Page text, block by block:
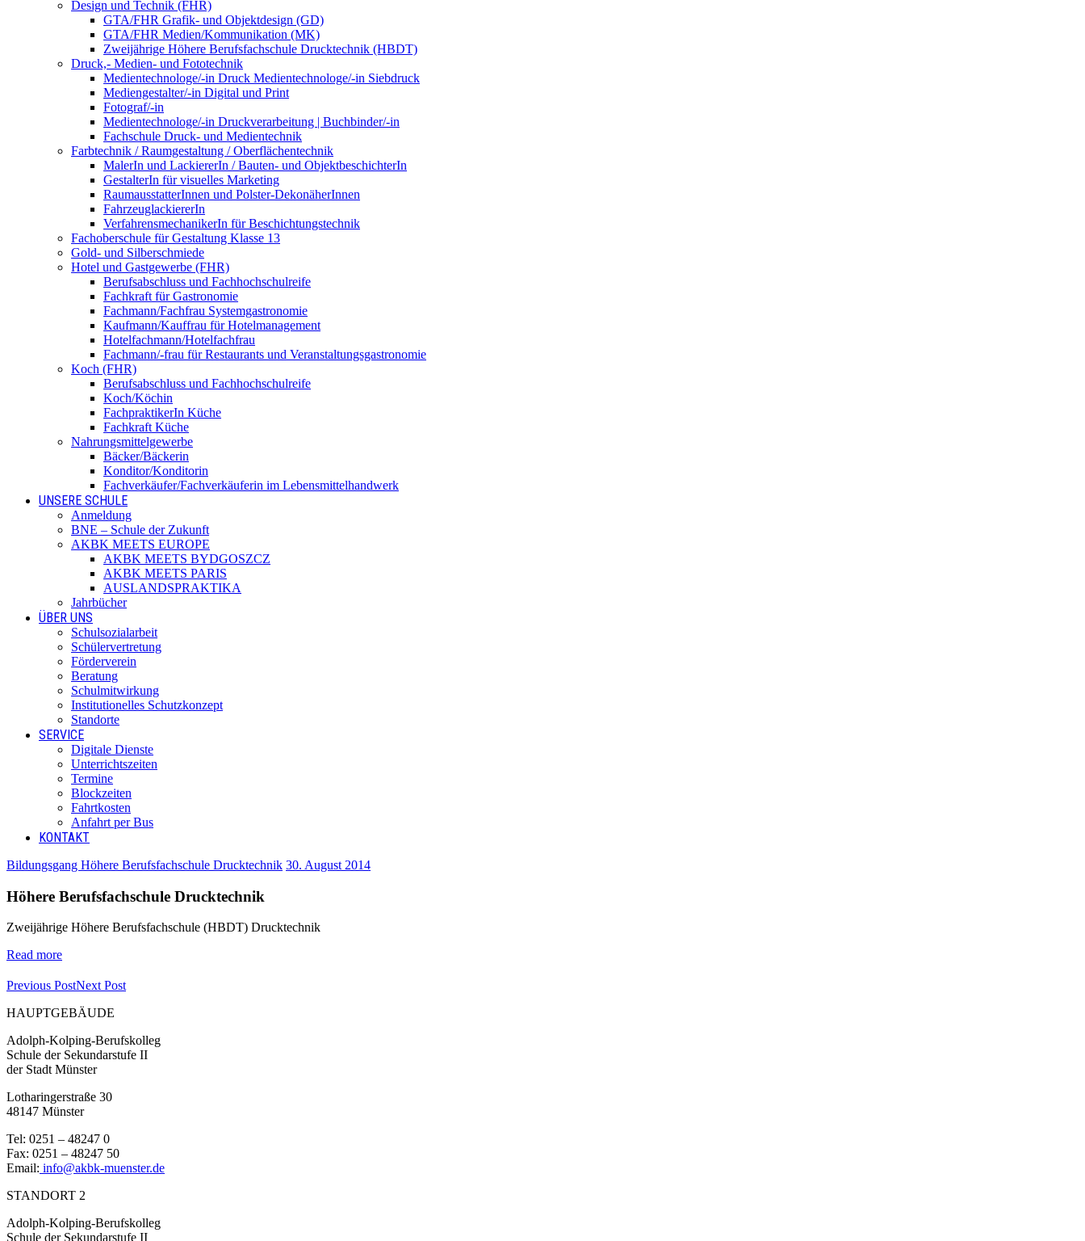
Design und Technik (FHR)
GTA/FHR Grafik- und Objektdesign (GD)
GTA/FHR Medien/Kommunikation (MK)
Zweijährige Höhere Berufsfachschule Drucktechnik (HBDT)
Druck,- Medien- und Fototechnik
Medientechnologe/-in Druck Medientechnologe/-in Siebdruck
Mediengestalter/-in Digital und Print
Fotograf/-in
Medientechnologe/-in Druckverarbeitung | Buchbinder/-in
Fachschule Druck- und Medientechnik
Farbtechnik / Raumgestaltung / Oberflächentechnik
MalerIn und LackiererIn / Bauten- und ObjektbeschichterIn
GestalterIn für visuelles Marketing
RaumausstatterInnen und Polster-DekonäherInnen
FahrzeuglackiererIn
VerfahrensmechanikerIn für Beschichtungstechnik
Fachoberschule für Gestaltung Klasse 13
Gold- und Silberschmiede
Hotel und Gastgewerbe (FHR)
Berufsabschluss und Fachhochschulreife
Fachkraft für Gastronomie
Fachmann/Fachfrau Systemgastronomie
Kaufmann/Kauffrau für Hotelmanagement
Hotelfachmann/Hotelfachfrau
Fachmann/-frau für Restaurants und Veranstaltungsgastronomie
Koch (FHR)
Berufsabschluss und Fachhochschulreife
Koch/Köchin
FachpraktikerIn Küche
Fachkraft Küche
Nahrungsmittelgewerbe
Bäcker/Bäckerin
Konditor/Konditorin
Fachverkäufer/Fachverkäuferin im Lebensmittelhandwerk
UNSERE SCHULE
Anmeldung
BNE – Schule der Zukunft
AKBK MEETS EUROPE
AKBK MEETS BYDGOSZCZ
AKBK MEETS PARIS
AUSLANDSPRAKTIKA
Jahrbücher
ÜBER UNS
Schulsozialarbeit
Schülervertretung
Förderverein
Beratung
Schulmitwirkung
Institutionelles Schutzkonzept
Standorte
SERVICE
Digitale Dienste
Unterrichtszeiten
Termine
Blockzeiten
Fahrtkosten
Anfahrt per Bus
KONTAKT
Bildungsgang Höhere Berufsfachschule Drucktechnik 30. August 2014
Höhere Berufsfachschule Drucktechnik
Zweijährige Höhere Berufsfachschule (HBDT) Drucktechnik
Read more
Previous PostNext Post
HAUPTGEBÄUDE
Adolph-Kolping-Berufskolleg
Schule der Sekundarstufe II
der Stadt Münster
Lotharingerstraße 30
48147 Münster
Tel: 0251 – 48247 0
Fax: 0251 – 48247 50
Email: info@akbk-muenster.de
STANDORT 2
Adolph-Kolping-Berufskolleg
Schule der Sekundarstufe II